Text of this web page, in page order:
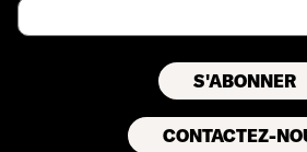
CONTACTEZ-